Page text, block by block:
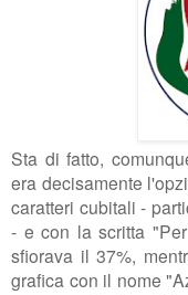
Sta di fatto,
era decisamente
caratteri cubitali -
- e con la scritta
sfiorava il 37%,
grafica con il nome